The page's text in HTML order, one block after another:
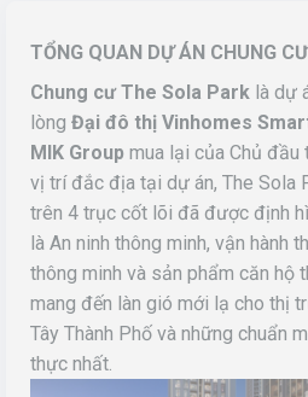
TỔNG QUAN DỰ ÁN CHUNG
Chung cư The Sola Park là dự
lòng Đại đô thị Vinhomes
MIK Group mua lại của Chủ
vị trí đắc địa tại dự án, The Sola
trên 4 trục cốt lõi đã được định
là An ninh thông minh, vận hành
thông minh và sản phẩm căn hộ
mang đến làn gió mới lạ cho thị
Tây Thành Phố và những chuẩn
thực nhất.